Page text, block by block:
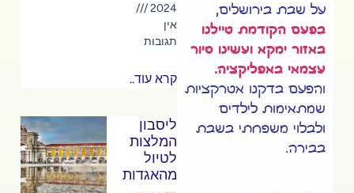
על שבת בירושלים,
בפעם הקודמת טיילנו
באזור ימקא ועשינו סיור
עצמאי באפליקציה.
והפעם בדקנו אטרקציות
שמתאימות לילדים
ולבלוי משפחתי בשבת
בבירה.
2024
אין
תגובות
קרא עוד..
ליסבון
המלצות
לטיול
מהאגדות